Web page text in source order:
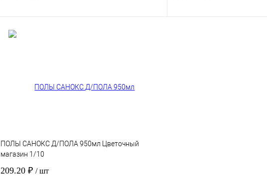
ПОЛЫ САНОКС Д/ПОЛА 950мл Цветочный
магазин 1/10
209.20 ₽ / шт